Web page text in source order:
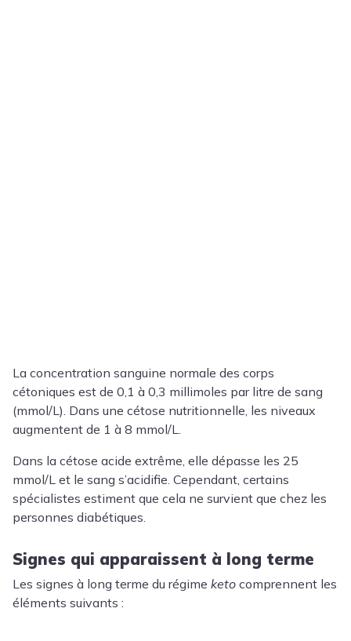
La concentration sanguine normale des corps
cétoniques est de 0,1 à 0,3 millimoles par litre de sang
(mmol/L). Dans une cétose nutritionnelle, les niveaux
augmentent de 1 à 8 mmol/L.
Dans la cétose acide extrême, elle dépasse les 25
mmol/L et le sang s’acidifie. Cependant, certains
spécialistes estiment que cela ne survient que chez les
personnes diabétiques.
Signes qui apparaissent à long terme
Les signes à long terme du régime keto comprennent les
éléments suivants :